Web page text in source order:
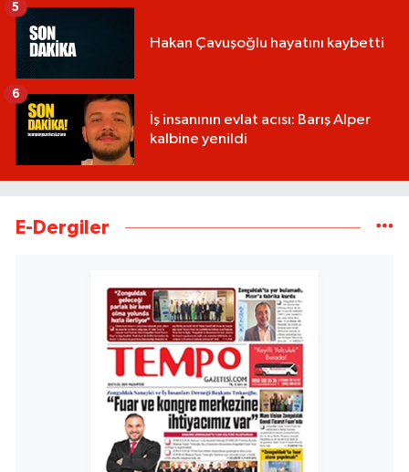
Hakan Çavuşoğlu hayatını kaybetti
5
İş insanının evlat acısı: Barış Alper
kalbine yenildi
6
E-Dergiler